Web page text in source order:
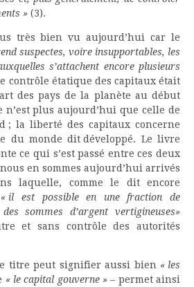
» (3).
très bien vu aujourd’hui car le
suspectes, voire insupportables, les
s’attachent encore plusieurs
contrôle étatique des capitaux était
des pays de la planète au début
n’est plus aujourd’hui que celle de
; la liberté des capitaux concerne
du monde dit développé. Le livre
ce qui s’est passé entre ces deux
en sommes aujourd’hui arrivés
laquelle, comme le dit encore
« il est possible en une fraction de
sommes d’argent vertigineuses»
et sans contrôle des autorités
titre peut signifier aussi bien « les
« le capital gouverne »– permet ainsi